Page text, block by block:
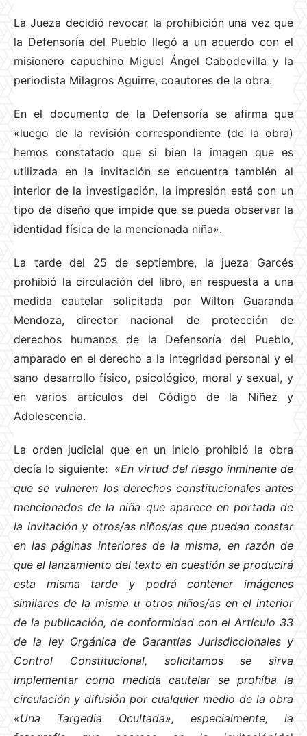
La Jueza decidió revocar la prohibición una vez que
la Defensoría del Pueblo llegó a un acuerdo con el
misionero capuchino Miguel Ángel Cabodevilla y la
periodista Milagros Aguirre, coautores de la obra.
En el documento de la Defensoría se afirma que
«luego de la revisión correspondiente (de la obra)
hemos constatado que si bien la imagen que es
utilizada en la invitación se encuentra también al
interior de la investigación, la impresión está con un
tipo de diseño que impide que se pueda observar la
identidad física de la mencionada niña».
La tarde del 25 de septiembre, la jueza Garcés
prohibió la circulación del libro, en respuesta a una
medida cautelar solicitada por Wilton Guaranda
Mendoza, director nacional de protección de
derechos humanos de la Defensoría del Pueblo,
amparado en el derecho a la integridad personal y el
sano desarrollo físico, psicológico, moral y sexual, y
en varios artículos del Código de la Niñez y
Adolescencia.
La orden judicial que en un inicio prohibió la obra
decía lo siguiente: «En virtud del riesgo inminente de
que se vulneren los derechos constitucionales antes
mencionados de la niña que aparece en portada de
la invitación y otros/as niños/as que puedan constar
en las páginas interiores de la misma, en razón de
que el lanzamiento del texto en cuestión se producirá
esta misma tarde y podrá contener imágenes
similares de la misma u otros niños/as en el interior
de la publicación, de conformidad con el Artículo 33
de la ley Orgánica de Garantías Jurisdiccionales y
Control Constitucional, solicitamos se sirva
implementar como medida cautelar se prohíba la
circulación y difusión por cualquier medio de la obra
«Una Targedia Ocultada», especialmente, la